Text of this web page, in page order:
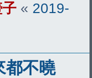
« 2019-
都不曉